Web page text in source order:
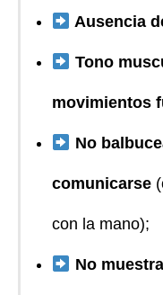
Ausencia
Tono
movimientos
No
comunicarse
con la mano);
No